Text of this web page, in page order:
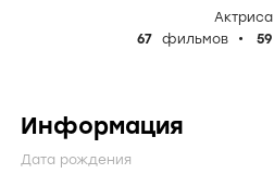
Актриса
67
фильмов 59
Информация
Дата рождения